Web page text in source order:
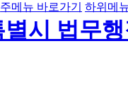
주메뉴 바로가기 하위메